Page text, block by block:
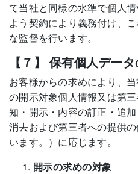
て当社と同様の水準で個人
よう契約により義務付け、
な監督を行います。
【７】 保有個人デー
お客様からの求めにより、
の開示対象個人情報又は第
知・開示・内容の訂正・追
消去および第三者への提供
います。）に応じます。
開示の求めの対象